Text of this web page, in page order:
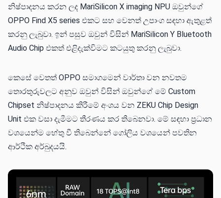
නිෂ්පාදනය කරන ලද MariSilicon X imaging NPU ඔවුන්ගේ
OPPO Find X5 series එකට සහ වෙනත් උපාංග සඳහා ඇතුළත්
කරනු ලැබුවා. ඉන් පසුව ඔවුන් විසින් MariSilicon Y Bluetooth
Audio Chip එකත් එළිදැක්විමට කටයුතු කරනු ලැබුවා.
කෙසේ වෙතත් OPPO සමාගමෙන් වාර්තා වන නවතම
තොරතුරුවලට අනුව ඔවුන් විසින් ඔවුන්ගේ මේ Custom
Chipset නිෂ්පාදනය කිරීමේ අංශය වන ZEKU Chip Design
Unit එක වසා දැමීමට තීරණය කර තිබෙනවා. මේ සඳහා ප්‍රධාන
වශයෙන්ම හේතු වී තිබෙන්නේ ගෝලිය වශයෙන් පවතින
ආර්ථික අර්බුදයයි.